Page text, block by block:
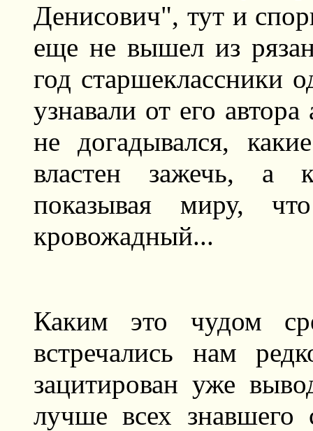
Денисович", тут и
еще не вышел из
год старшеклассники
узнавали от его
не догадывался,
властен зажечь, а
показывая миру,
кровожадный...
Каким это чудом
встречались нам
зацитирован уже
лучше всех знавшего